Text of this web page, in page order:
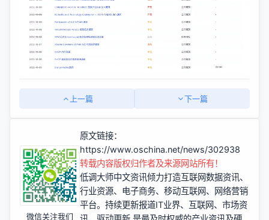
上一篇 下一篇
微信关注我们
原文链接：
https://www.oschina.net/news/302938
转载内容版权归作者及来源网站所有！
低调大师中文资讯倾力打造互联网数据资讯、
行业资源、电子商务、移动互联网、网络营销
平台。持续更新报道IT业界、互联网、市场资